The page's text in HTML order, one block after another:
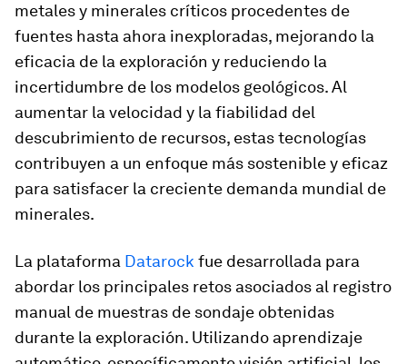
metales y minerales críticos procedentes de
fuentes hasta ahora inexploradas, mejorando la
eficacia de la exploración y reduciendo la
incertidumbre de los modelos geológicos. Al
aumentar la velocidad y la fiabilidad del
descubrimiento de recursos, estas tecnologías
contribuyen a un enfoque más sostenible y eficaz
para satisfacer la creciente demanda mundial de
minerales.
La plataforma Datarock fue desarrollada para
abordar los principales retos asociados al registro
manual de muestras de sondaje obtenidas
durante la exploración. Utilizando aprendizaje